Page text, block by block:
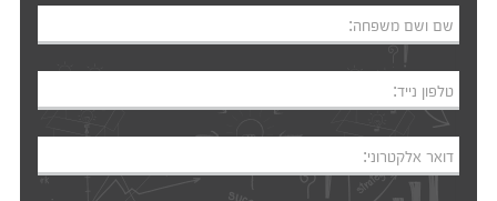
שם ושם משפחה:
טלפון נייד:
דואר אלקטרוני: